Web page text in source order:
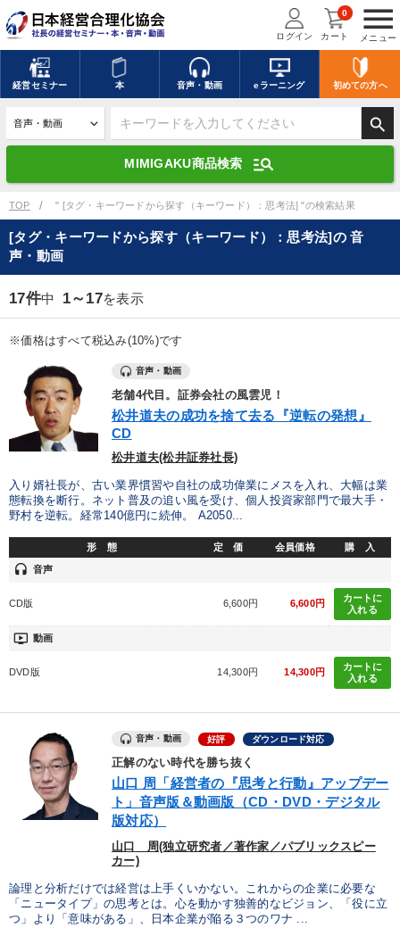
menu
メニュー
ログイン カート
0
経営セミナー 本 音声・動画 eラーニング 初めての方へ
search
MIMIGAKU商品検索 manage_search
キーワードを入力して探す
デジタル版対応のみ検索結果に表示する
search 上記の条件で検索
mic 講演収録物を探す
全国経営者セミナー講演収録物（全1315タイトル）からお探しいただけ
ます
優秀各社の智恵と戦略 事業家のロマンと経営
若手異才経営者の発想
リーダーの器量を学ぶ
テーマ
2026年夏季全国経営者セミナー収録講演ＣＤ・講演ＤＶＤ・デジ
タル版（音声／動画ストリーミング・ダウンロード）
後継社長・アトツギ
2025年夏季全国経営者セミナー収録講演ＣＤ・講演ＤＶＤ・デジ
業種
卸売・小売・飲食業
IT・サービス・金融業
キーワード
TOP " [タグ・キーワードから探す（キーワード）：思考法] "の検索結果
[タグ・キーワードから探す（キーワード）：思考法]の 音
声・動画
17件中 1～17を表示
※価格はすべて税込み(10%)です
音声・動画
老舗4代目。証券会社の風雲児！
松井道夫の成功を捨て去る『逆転の発想』
CD
松井道夫(松井証券社長)
入り婿社長が、古い業界慣習や自社の成功偉業にメスを入れ、大幅は業
態転換を断行。ネット普及の追い風を受け、個人投資家部門で最大手・
野村を逆転。経常140億円に続伸。 A2050...
形 態 定 価 会員価格 購 入
headset 音声
CD版 6,600円 6,600円
カートに
入れる
ondemand_video 動画
DVD版 14,300円 14,300円
カートに
入れる
音声・動画 好評 ダウンロード対応
正解のない時代を勝ち抜く
山口 周「経営者の『思考と行動』アップデー
ト」音声版＆動画版（CD・DVD・デジタル
版対応）
山口 周(独立研究者／著作家／パブリックスピー
カー)
論理と分析だけでは経営は上手くいかない。これからの企業に必要な
「ニュータイプ」の思考とは。心を動かす独善的なビジョン、「役に立
つ」より「意味がある」、日本企業が陥る３つのワナ ...